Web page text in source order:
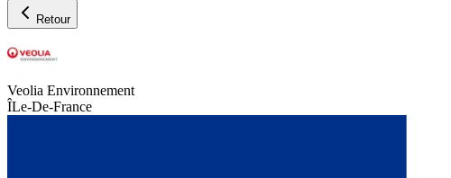
Retour
Veolia Environnement
ÎLe-De-France